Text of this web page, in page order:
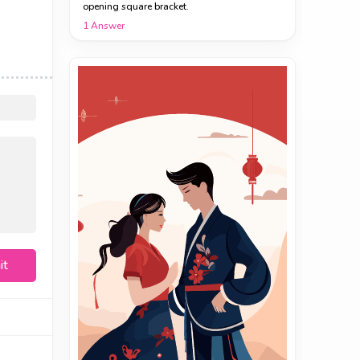
opening square bracket.
1Answer